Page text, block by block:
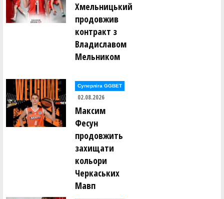
Хмельницький
продовжив
контракт з
Владиславом
Мельником
Суперліга GGBET
02.08.2026
Максим
Фесун
продовжить
захищати
кольори
Черкаських
Мавп